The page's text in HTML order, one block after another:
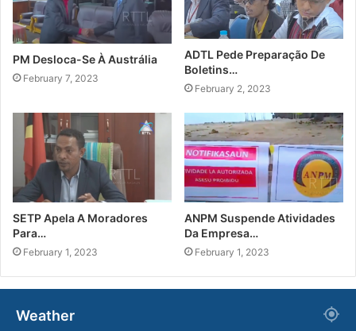
PM Desloca-Se À Austrália
February 7, 2023
ADTL Pede Preparação De
Boletins…
February 2, 2023
SETP Apela A Moradores
Para…
February 1, 2023
ANPM Suspende Atividades
Da Empresa…
February 1, 2023
Weather